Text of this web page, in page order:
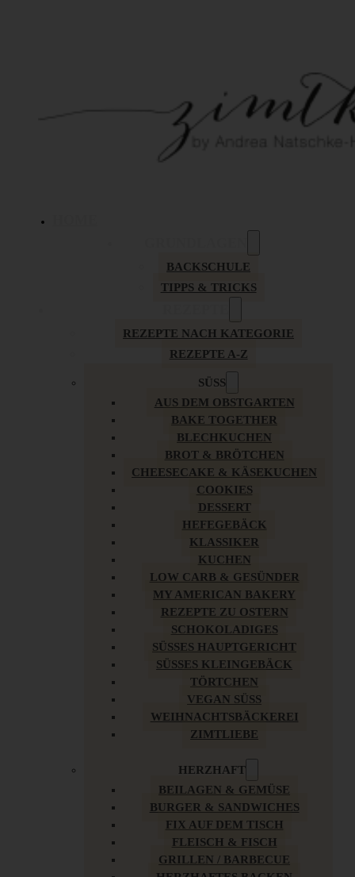
BACKSCHULE
TIPPS & TRICKS
REZEPTE NACH KATEGORIE
REZEPTE A-Z
SÜSS
AUS DEM OBSTGARTEN
BAKE TOGETHER
BLECHKUCHEN
BROT & BRÖTCHEN
CHEESECAKE & KÄSEKUCHEN
COOKIES
DESSERT
HEFEGEBÄCK
KLASSIKER
KUCHEN
LOW CARB & GESÜNDER
MY AMERICAN BAKERY
REZEPTE ZU OSTERN
SCHOKOLADIGES
SÜSSES HAUPTGERICHT
SÜSSES KLEINGEBÄCK
TÖRTCHEN
VEGAN SÜSS
WEIHNACHTSBÄCKEREI
ZIMTLIEBE
HERZHAFT
BEILAGEN & GEMÜSE
BURGER & SANDWICHES
FIX AUF DEM TISCH
FLEISCH & FISCH
GRILLEN / BARBECUE